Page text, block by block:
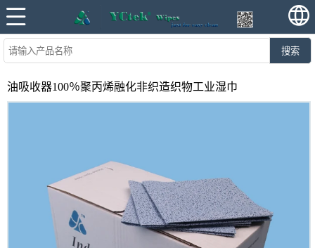
搜索
油吸收器100％聚丙烯融化非织造织物工业湿巾